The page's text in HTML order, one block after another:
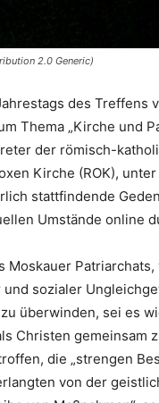
2.0 Generic)
des Treffens
Thema „Kirche und
der römisch-
Kirche (ROK),
stattfindende
Umstände online
sozialer
überwinden, sei es
Christen gemeinsam
die „strengen
von der